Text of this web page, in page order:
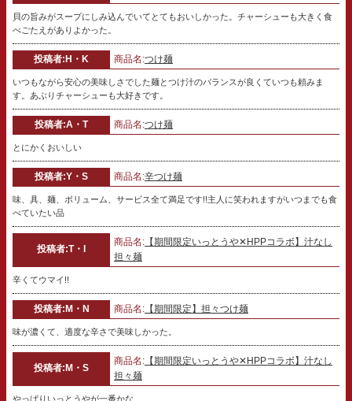
貝の旨みがスープにしみ込んでいてとてもおいしかった。チャーシューも大きく食
べごたえがありよかった。
投稿者:H・K 商品名:つけ麺
いつもながら安心の美味しさでした麺とつけ汁のバランスが良くていつも頼みま
す。あぶりチャーシューも大好きです。
投稿者:A・T 商品名:つけ麺
とにかくおいしい
投稿者:Y・S 商品名:辛つけ麺
味、具、麺、ボリューム、サービス全て満足です!!主人に笑われますがいつまでも食
べていたい品
投稿者:T・I
商品名: 【期間限定いっとうや✕HPPコラボ】汁なし
担々麺
辛くてウマイ!!
投稿者:M・N 商品名: 【期間限定】担々つけ麺
味が濃くて、適度な辛さで美味しかった。
投稿者:M・S
商品名: 【期間限定いっとうや✕HPPコラボ】汁なし
担々麺
やっぱりいっとうやが一番かな